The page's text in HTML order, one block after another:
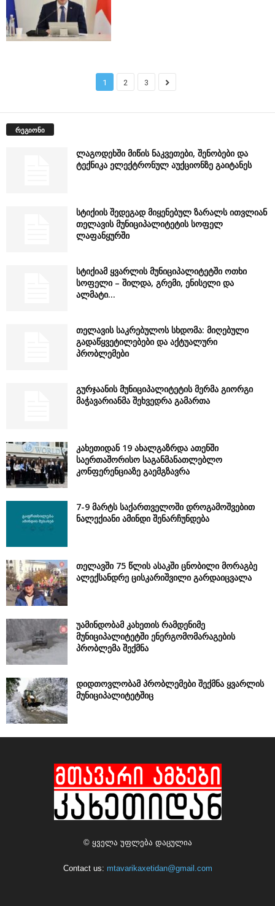
1 2 3
რეგიონი
ლაგოდეხში მიწის ნაკვეთები, შენობები და
ტექნიკა ელექტრონულ აუქციონზე გაიტანეს
სტიქიის შედეგად მიყენებულ ზარალს ითვლიან
თელავის მუნიციპალიტეტის სოფელ
ლაფანყურში
სტიქიამ ყვარლის მუნიციპალიტეტში ოთხი
სოფელი – შილდა, გრემი, ენისელი და
ალმატი...
თელავის საკრებულოს სხდომა: მიღებული
გადაწყვეტილებები და აქტუალური
პრობლემები
გურჯაანის მუნიციპალიტეტის მერმა გიორგი
მაჭავარიანმა შეხვედრა გამართა
კახეთიდან 19 ახალგაზრდა ათენში
საერთაშორისო საგანმანათლებლო
კონფერენციაზე გაემგზავრა
7-9 მარტს საქართველოში დროგამოშვებით
ნალექიანი ამინდი შენარჩუნდება
თელავში 75 წლის ასაკში ცნობილი მორაგბე
ალექსანდრე ცისკარიშვილი გარდაიცვალა
უამინდობამ კახეთის რამდენიმე
მუნიციპალიტეტში ენერგომომარაგების
პრობლემა შექმნა
დიდთოვლობამ პრობლემები შექმნა ყვარლის
მუნიციპალიტეტშიც
© ყველა უფლება დაცულია
Contact us: mtavarikaxetidan@gmail.com